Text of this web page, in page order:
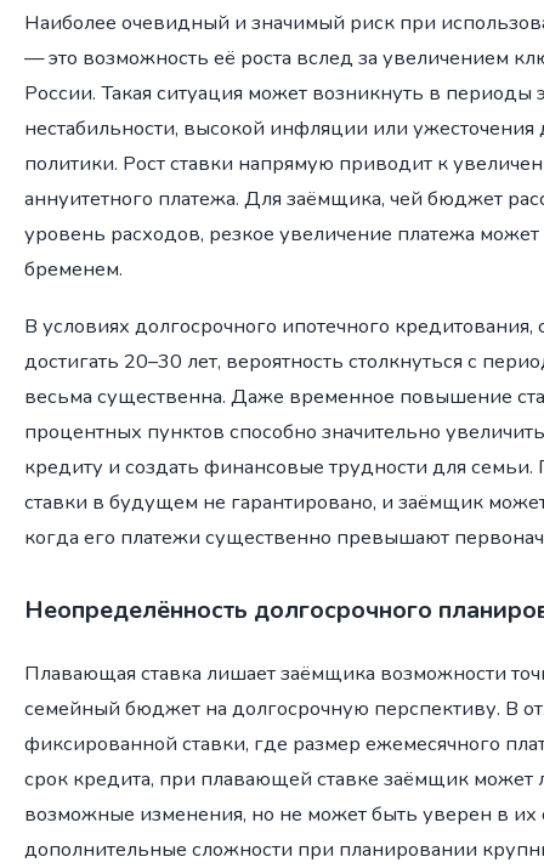
Наиболее очевидный и значимый риск при
— это возможность её роста вслед за увеличением
России. Такая ситуация может возникнуть в периоды
нестабильности, высокой инфляции или
политики. Рост ставки напрямую приводит к
аннуитетного платежа. Для заёмщика, чей бюджет
уровень расходов, резкое увеличение платежа
бременем.
В условиях долгосрочного ипотечного кредитования,
достигать 20–30 лет, вероятность столкнуться с
весьма существенна. Даже временное повышение
процентных пунктов способно значительно
кредиту и создать финансовые трудности для
ставки в будущем не гарантировано, и заёмщик
когда его платежи существенно превышают
Неопределённость долгосрочного
Плавающая ставка лишает заёмщика возможности
семейный бюджет на долгосрочную перспективу. В
фиксированной ставки, где размер ежемесячного
срок кредита, при плавающей ставке заёмщик может
возможные изменения, но не может быть уверен в их
дополнительные сложности при планировании